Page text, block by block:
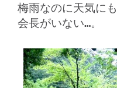
梅雨なのに天気
会長がいない…。